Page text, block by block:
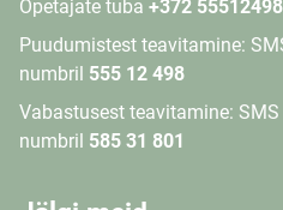
Õpetajate tuba +372 55512498
Puudumistest teavitamine:
numbril 555 12 498
Vabastusest teavitamine:
numbril 585 31 801